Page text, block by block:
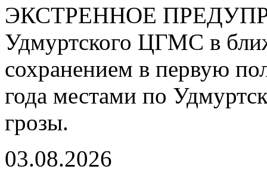
ЭКСТРЕННОЕ
Удмуртского ЦГМС в
сохранением в первую
года местами по
грозы.
03.08.2026